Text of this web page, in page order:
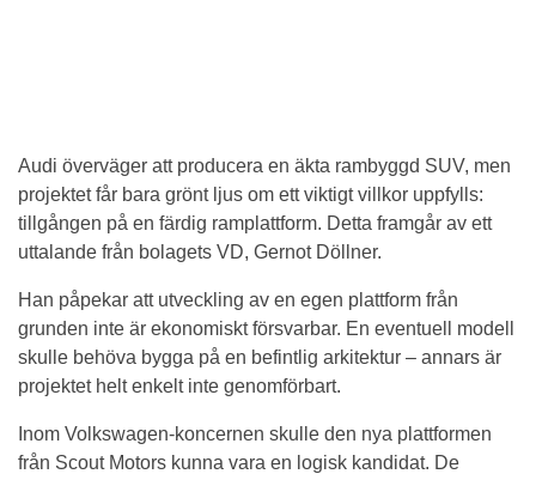
Audi överväger att producera en äkta rambyggd SUV, men
projektet får bara grönt ljus om ett viktigt villkor uppfylls:
tillgången på en färdig ramplattform. Detta framgår av ett
uttalande från bolagets VD, Gernot Döllner.
Han påpekar att utveckling av en egen plattform från
grunden inte är ekonomiskt försvarbar. En eventuell modell
skulle behöva bygga på en befintlig arkitektur – annars är
projektet helt enkelt inte genomförbart.
Inom Volkswagen-koncernen skulle den nya plattformen
från Scout Motors kunna vara en logisk kandidat. De